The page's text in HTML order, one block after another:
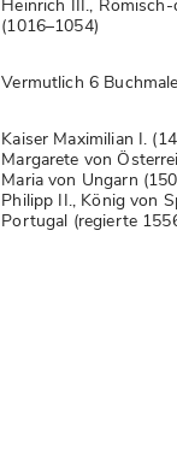
Heinrich III.,
(1016–1054)
Vermutlich 6
Kaiser Maximilian I.
Margarete von
Maria von Ungarn
Philipp II., König von
Portugal (regierte